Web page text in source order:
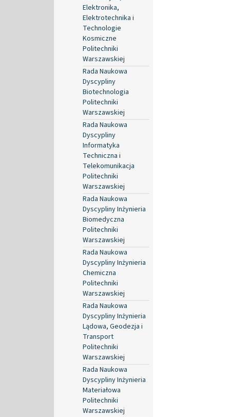
Elektronika,
Elektrotechnika i
Technologie
Kosmiczne
Politechniki
Warszawskiej
Rada Naukowa
Dyscypliny
Biotechnologia
Politechniki
Warszawskiej
Rada Naukowa
Dyscypliny
Informatyka
Techniczna i
Telekomunikacja
Politechniki
Warszawskiej
Rada Naukowa
Dyscypliny Inżynieria
Biomedyczna
Politechniki
Warszawskiej
Rada Naukowa
Dyscypliny Inżynieria
Chemiczna
Politechniki
Warszawskiej
Rada Naukowa
Dyscypliny Inżynieria
Lądowa, Geodezja i
Transport
Politechniki
Warszawskiej
Rada Naukowa
Dyscypliny Inżynieria
Materiałowa
Politechniki
Warszawskiej